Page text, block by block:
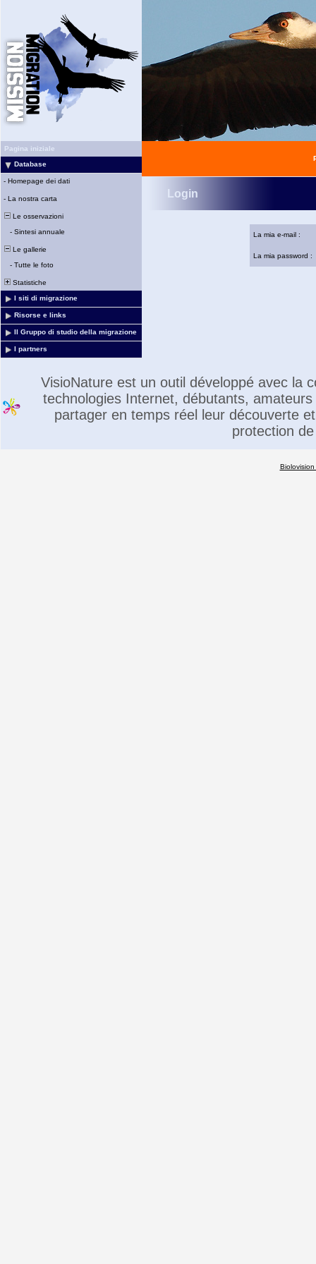
Pagina iniziale
Database
- Homepage dei dati
- La nostra carta
Le osservazioni
- Sintesi annuale
Le gallerie
- Tutte le foto
Statistiche
I siti di migrazione
Risorse e links
Il Gruppo di studio della migrazione
I partners
Login
La mia e-mail :
La mia password :
VisioNature est un outil développé avec la
technologies Internet, débutants,
partager en temps réel leur découverte
protection
Biolovision